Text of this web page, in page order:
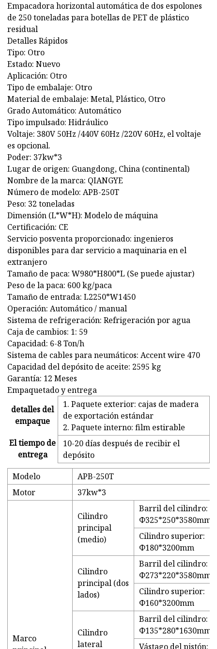
Empacadora horizontal automática de dos espolones
de 250 toneladas para botellas de PET de plástico
residual
Detalles Rápidos
Tipo: Otro
Estado: Nuevo
Aplicación: Otro
Tipo de embalaje: Otro
Material de embalaje: Metal, Plástico, Otro
Grado Automático: Automático
Tipo impulsado: Hidráulico
Voltaje: 380V 50Hz /440V 60Hz /220V 60Hz, el voltaje
es opcional.
Poder: 37kw*3
Lugar de origen: Guangdong, China (continental)
Nombre de la marca: QIANGYE
Número de modelo: APB-250T
Peso: 32 toneladas
Dimensión (L*W*H): Modelo de máquina
Certificación: CE
Servicio posventa proporcionado: ingenieros
disponibles para dar servicio a maquinaria en el
extranjero
Tamaño de paca: W980*H800*L (Se puede ajustar)
Peso de la paca: 600 kg/paca
Tamaño de entrada: L2250*W1450
Operación: Automático / manual
Sistema de refrigeración: Refrigeración por agua
Caja de cambios: 1: 59
Capacidad: 6-8 Ton/h
Sistema de cables para neumáticos: Accent wire 470
Capacidad del depósito de aceite: 2595 kg
Garantía: 12 Meses
Empaquetado y entrega
detalles del
empaque
1. Paquete exterior: cajas de madera
de exportación estándar
2. Paquete interno: film estirable
El tiempo de
entrega
10-20 días después de recibir el
depósito
Modelo
APB-250T
Motor
37kw*3
Marco
Cilindro
principal
(medio)
Barril del cilindro:
Φ325*250*3580mm
Cilindro superior:
Φ180*3200mm
Cilindro
principal (dos
lados)
Barril del cilindro:
Φ273*220*3580mm
Cilindro superior:
Φ160*3200mm
Cilindro
lateral
Barril del cilindro:
Φ135*280*1630mm
Vástago del pistón: